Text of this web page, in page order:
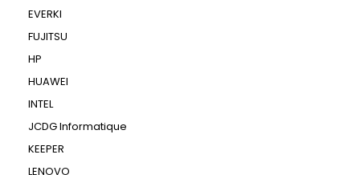
EVERKI
FUJITSU
HP
HUAWEI
INTEL
JCDG Informatique
KEEPER
LENOVO